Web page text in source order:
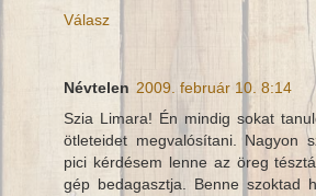
Válasz
Névtelen 2009. február 10. 8:14
Szia Limara! Én mindig sokat
ötleteidet megvalósítani. Nagyon
pici kérdésem lenne az öreg
gép bedagasztja. Benne szoktad